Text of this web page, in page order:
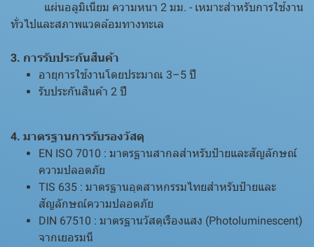
แผ่นอลูมิเนียม ความหนา 2 มม. - เหมาะสำหรับการใช้งาน
ทั่วไปและสภาพแวดล้อมทางทะเล
3. การรับประกันสินค้า
อายุการใช้งานโดยประมาณ 3–5 ปี
รับประกันสินค้า 2 ปี
4. มาตรฐานการรับรองวัสดุ
EN ISO 7010 : มาตรฐานสากลสำหรับป้ายและสัญลักษณ์
ความปลอดภัย
TIS 635 : มาตรฐานอุตสาหกรรมไทยสำหรับป้ายและ
สัญลักษณ์ความปลอดภัย
DIN 67510 : มาตรฐานวัสดุเรืองแสง (Photoluminescent)
จากเยอรมนี